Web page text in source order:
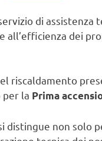
di assistenza
all’efficienza dei
riscaldamento
per la Prima
distingue non solo